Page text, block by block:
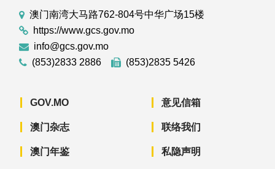
澳门南湾大马路762-804号中华广场15楼
https://www.gcs.gov.mo
info@gcs.gov.mo
(853)2833 2886
(853)2835 5426
GOV.MO
澳门杂志
澳门年鉴
意见信箱
联络我们
私隐声明